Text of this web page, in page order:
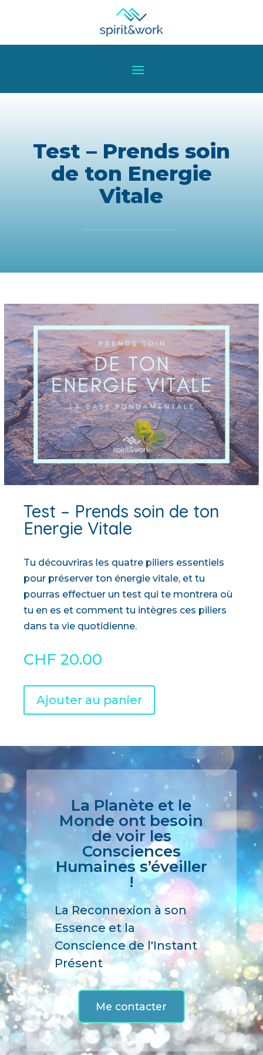
Test – Prends soin
de ton Energie
Vitale
Test – Prends soin de ton
Energie Vitale
Tu découvriras les quatre piliers essentiels
pour préserver ton énergie vitale, et tu
pourras effectuer un test qui te montrera où
tu en es et comment tu intègres ces piliers
dans ta vie quotidienne.
CHF 20.00
Ajouter au panier
n
t
i
v
e
:
La Planète et le
Monde ont besoin
de voir les
Consciences
Humaines s’éveiller
!
La Reconnexion à son
Essence et la
Conscience de l'Instant
Présent
Me contacter